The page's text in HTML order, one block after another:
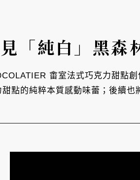
「純白」黑森
畬室法式巧克力甜點
點的純粹本質感動味蕾；後續